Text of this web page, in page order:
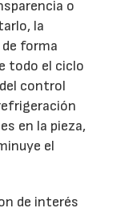
o
la
forma
todo el ciclo
control
en la pieza,
el
de interés